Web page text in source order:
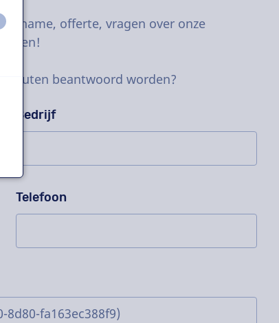
offerte, vragen over onze
beantwoord worden?
Bedrijf
Telefoon
aan